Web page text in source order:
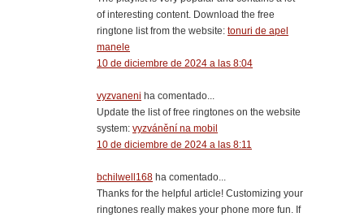
of interesting content. Download the free
ringtone list from the website: tonuri de apel
manele
10 de diciembre de 2024 a las 8:04
vyzvaneni ha comentado...
Update the list of free ringtones on the website
system: vyzvánění na mobil
10 de diciembre de 2024 a las 8:11
bchilwell168 ha comentado...
Thanks for the helpful article! Customizing your
ringtones really makes your phone more fun. If